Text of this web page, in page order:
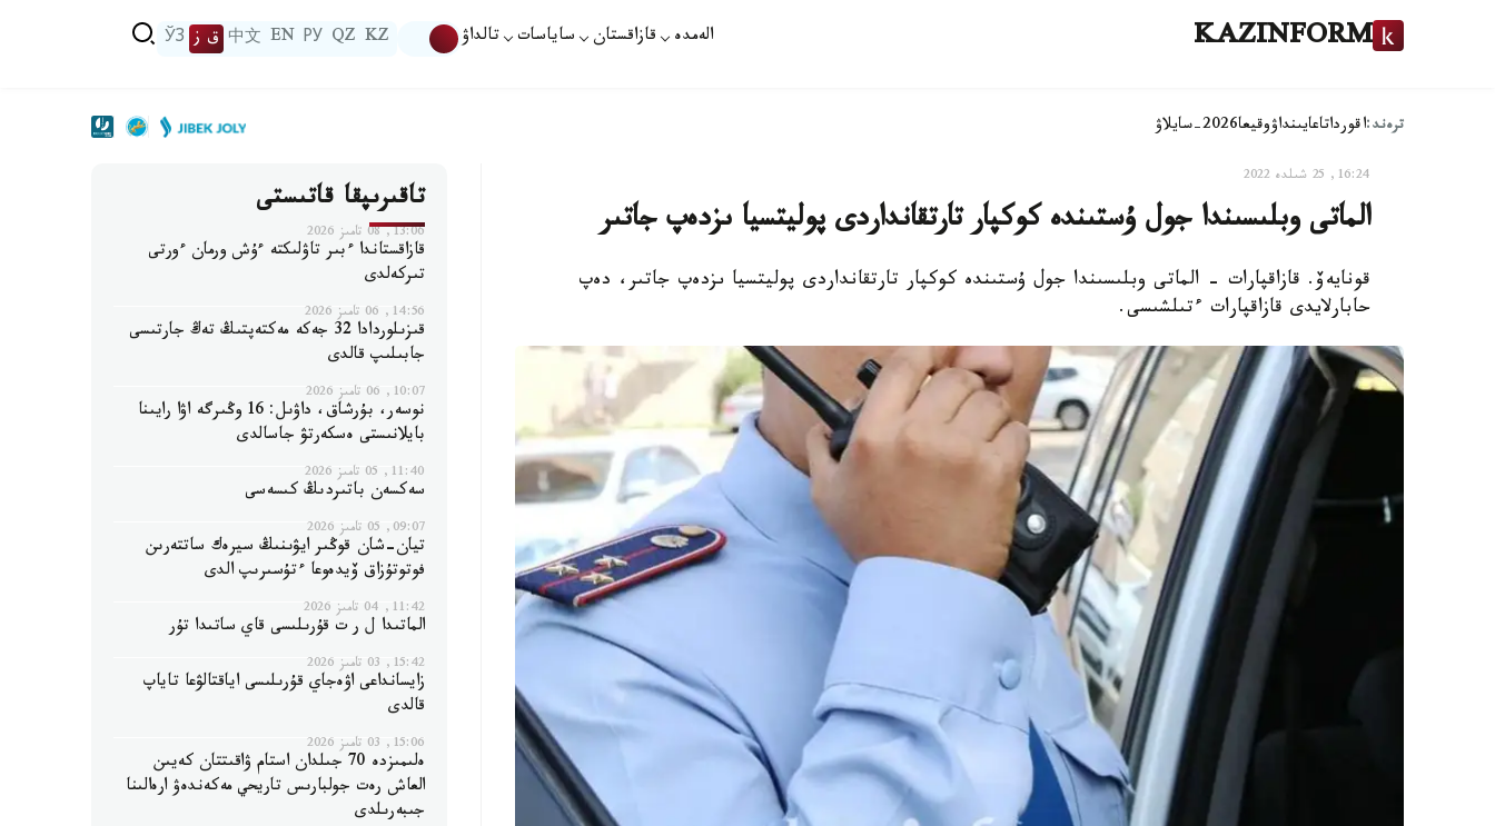
KAZINFORM الەمدە قازاقستان ساياسات تالداۋ KZ
QZ
РУ
EN
中文 ق ز ЎЗ
ترەند:اقورداتاعايىنداۋوقيعا2026-سايلاۋ
16:24, 25 شىلدە 2022
الماتى وبلىسىندا جول ۇستىندە كوكپار تارتقانداردى پوليتسيا ىزدەپ جاتىر
قونايەۆ. قازاقپارات - الماتى وبلىسىندا جول ۇستىندە كوكپار تارتقانداردى پوليتسيا ىزدەپ جاتىر، دەپ
حابارلايدى قازاقپارات ءتىلشىسى.
تاقىرىپقا قاتىستى
13:06, 08 تامىز 2026
قازاقستاندا ءبىر تاۋلىكتە ءۇش ورمان ءورتى
تىركەلدى
14:56, 06 تامىز 2026
قىزىلوردادا 32 جەكە مەكتەپتىڭ تەڭ جارتىسى
جابىلىپ قالدى
10:07, 06 تامىز 2026
نوسەر، بۇرشاق، داۋىل: 16 وڭىرگە اۋا رايىنا
بايلانىستى ەسكەرتۋ جاسالدى
11:40, 05 تامىز 2026
سەكسەن باتىردىڭ كىسەسى
09:07, 05 تامىز 2026
تيان-شان قوڭىر ايۋىنىڭ سيرەك ساتتەرىن
فوتوتۇزاق ۆيدەوعا ءتۇسىرىپ الدى
11:42, 04 تامىز 2026
الماتىدا ل ر ت قۇرىلىسى قاي ساتىدا تۇر
15:42, 03 تامىز 2026
زايسانداعى اۋەجاي قۇرىلىسى اياقتالۋعا تاياپ
قالدى
15:06, 03 تامىز 2026
ەلىمىزدە 70 جىلدان استام ۋاقىتتان كەيىن
العاش رەت جولبارىس تاريحي مەكەندەۋ ارەالىنا
جىبەرىلدى